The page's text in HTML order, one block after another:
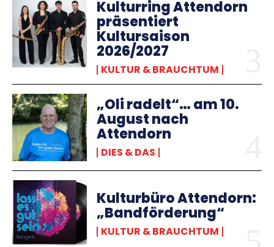
Kulturring Attendorn
präsentiert
Kultursaison
2026/2027
KULTUR & BRAUCHTUM
„Oli radelt“… am 10.
August nach
Attendorn
DIES & DAS
Kulturbüro Attendorn:
„Bandförderung“
KULTUR & BRAUCHTUM